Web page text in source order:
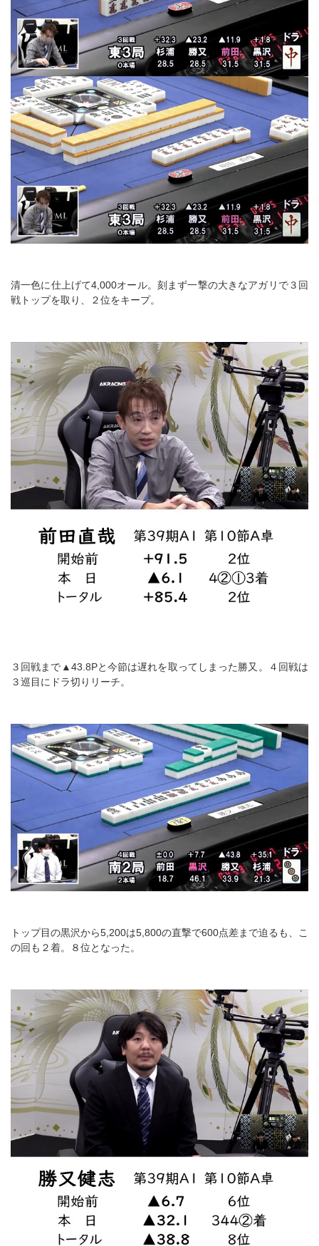
清一色に仕上げて4,000オール。刻まず一撃の大きなアガリで３回
戦トップを取り、２位をキープ。
３回戦まで▲43.8Pと今節は遅れを取ってしまった勝又。４回戦は
３巡目にドラ切りリーチ。
トップ目の黒沢から5,200は5,800の直撃で600点差まで迫るも、こ
の回も２着。８位となった。